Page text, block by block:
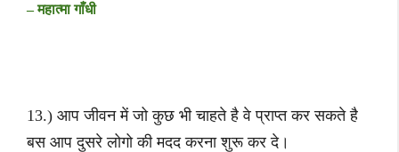
– महात्मा गाँधी
13.) आप जीवन में जो कुछ भी चाहते है वे प्राप्त कर सकते है
बस आप दुसरे लोगो की मदद करना शुरू कर दे।